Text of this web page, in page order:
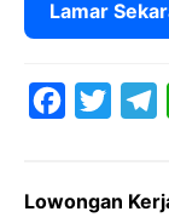
Lamar
e
t
e
Lowongan